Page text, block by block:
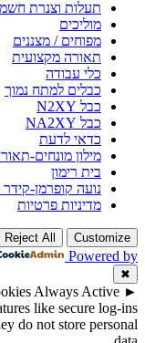
תעלות וצנרת
מוליכים
מפוחים / מצננים
תאורה מקצועית
כלי עבודה
כבלים למתח נמוך
כבל N2XY
כבל NA2XY
כדאי לדעת
מילון מונחים-
בית רימון
נועה קופרמן-קידר
מדיניות פרטיות
Customize
Reject All
Powered by
✖
►
Always Active
like secure log-ins
do not store personal